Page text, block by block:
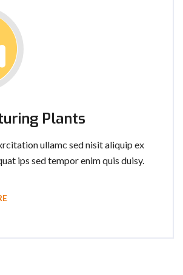
Plants
ullamc sed nisit aliquip ex
ips sed tempor enim quis duisy.